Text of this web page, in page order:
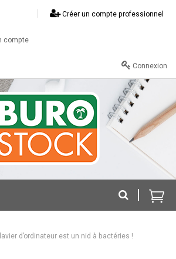
Créer un compte professionnel
compte
Connexion
d’ordinateur est un nid à bactéries !